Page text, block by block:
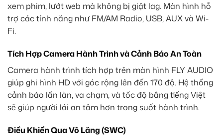
xem phim, lướt web mà không bị giật lag. Màn hình hỗ
trợ các tính năng như FM/AM Radio, USB, AUX và Wi-
Fi.
Tích Hợp Camera Hành Trình và Cảnh Báo An Toàn
Camera hành trình tích hợp trên màn hình FLY AUDIO
giúp ghi hình HD với góc rộng lên đến 170 độ. Hệ thống
cảnh báo lấn làn, va chạm, và tốc độ bằng tiếng Việt
sẽ giúp người lái an tâm hơn trong suốt hành trình.
Điều Khiển Qua Vô Lăng (SWC)